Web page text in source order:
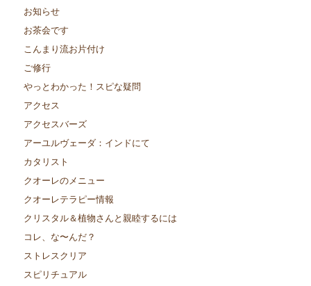
お知らせ
お茶会です
こんまり流お片付け
ご修行
やっとわかった！スピな疑問
アクセス
アクセスバーズ
アーユルヴェーダ：インドにて
カタリスト
クオーレのメニュー
クオーレテラピー情報
クリスタル＆植物さんと親睦するには
コレ、な〜んだ？
ストレスクリア
スピリチュアル